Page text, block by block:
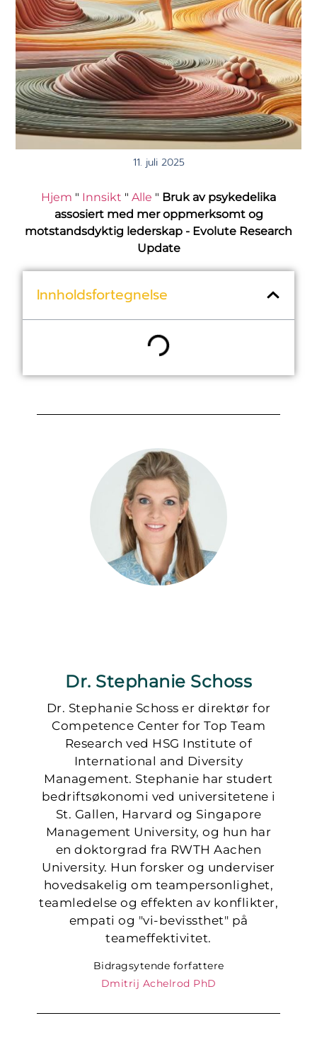
11. juli 2025
Hjem " Innsikt " Alle " Bruk av psykedelika
assosiert med mer oppmerksomt og
motstandsdyktig lederskap - Evolute Research
Update
Innholdsfortegnelse
Dr. Stephanie Schoss
Dr. Stephanie Schoss er direktør for
Competence Center for Top Team
Research ved HSG Institute of
International and Diversity
Management. Stephanie har studert
bedriftsøkonomi ved universitetene i
St. Gallen, Harvard og Singapore
Management University, og hun har
en doktorgrad fra RWTH Aachen
University. Hun forsker og underviser
hovedsakelig om teampersonlighet,
teamledelse og effekten av konflikter,
empati og "vi-bevissthet" på
teameffektivitet.
Bidragsytende forfattere
Dmitrij Achelrod PhD